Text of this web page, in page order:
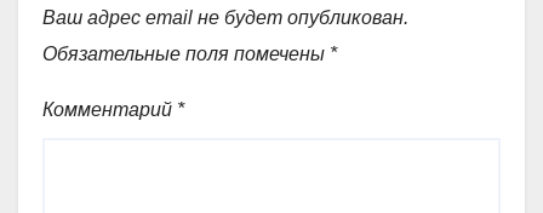
Ваш адрес email не будет опубликован.
Обязательные поля помечены *
Комментарий *